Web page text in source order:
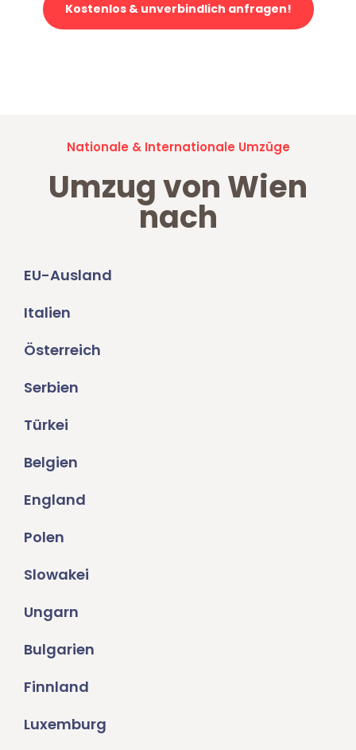
Kostenlos & unverbindlich anfragen!
Nationale & Internationale Umzüge
Umzug von Wien
nach
EU-Ausland
Italien
Österreich
Serbien
Türkei
Belgien
England
Polen
Slowakei
Ungarn
Bulgarien
Finnland
Luxemburg